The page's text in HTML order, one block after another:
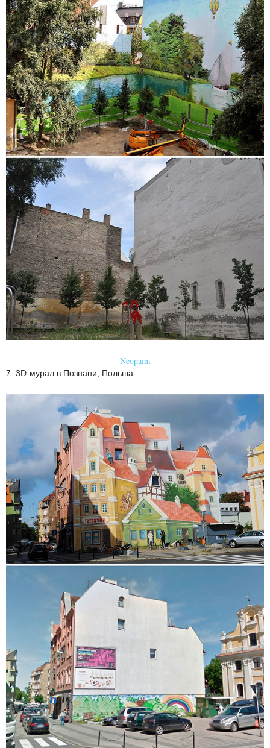
Neopaint
7. 3D-мурал в Познани, Польша